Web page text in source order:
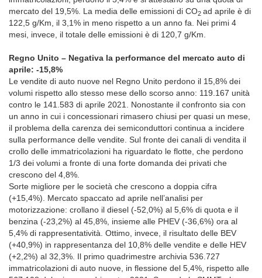
mercato del 19,5%. La media delle emissioni di CO2 ad aprile è di
122,5 g/Km, il 3,1% in meno rispetto a un anno fa. Nei primi 4
mesi, invece, il totale delle emissioni è di 120,7 g/Km.
Regno Unito – Negativa la performance del mercato auto di
aprile: -15,8%
Le vendite di auto nuove nel Regno Unito perdono il 15,8% dei
volumi rispetto allo stesso mese dello scorso anno: 119.167 unità
contro le 141.583 di aprile 2021. Nonostante il confronto sia con
un anno in cui i concessionari rimasero chiusi per quasi un mese,
il problema della carenza dei semiconduttori continua a incidere
sulla performance delle vendite. Sul fronte dei canali di vendita il
crollo delle immatricolazioni ha riguardato le flotte, che perdono
1/3 dei volumi a fronte di una forte domanda dei privati che
crescono del 4,8%.
Sorte migliore per le società che crescono a doppia cifra
(+15,4%). Mercato spaccato ad aprile nell’analisi per
motorizzazione: crollano il diesel (-52,0%) al 5,6% di quota e il
benzina (-23,2%) al 45,8%, insieme alle PHEV (-36,6%) ora al
5,4% di rappresentatività. Ottimo, invece, il risultato delle BEV
(+40,9%) in rappresentanza del 10,8% delle vendite e delle HEV
(+2,2%) al 32,3%. Il primo quadrimestre archivia 536.727
immatricolazioni di auto nuove, in flessione del 5,4%, rispetto alle